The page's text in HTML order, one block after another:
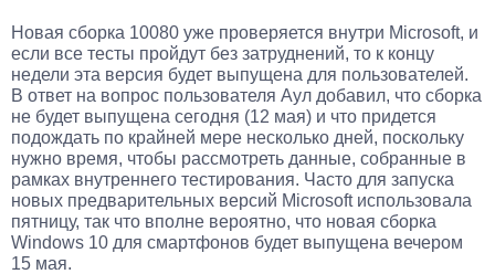
Новая сборка 10080 уже проверяется внутри Microsoft, и
если все тесты пройдут без затруднений, то к концу
недели эта версия будет выпущена для пользователей.
В ответ на вопрос пользователя Аул добавил, что сборка
не будет выпущена сегодня (12 мая) и что придется
подождать по крайней мере несколько дней, поскольку
нужно время, чтобы рассмотреть данные, собранные в
рамках внутреннего тестирования. Часто для запуска
новых предварительных версий Microsoft использовала
пятницу, так что вполне вероятно, что новая сборка
Windows 10 для смартфонов будет выпущена вечером
15 мая.